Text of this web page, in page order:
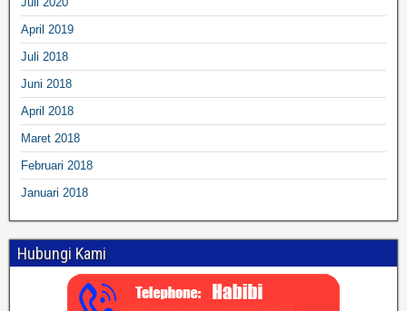
April 2019
Juli 2018
Juni 2018
April 2018
Maret 2018
Februari 2018
Januari 2018
Hubungi Kami